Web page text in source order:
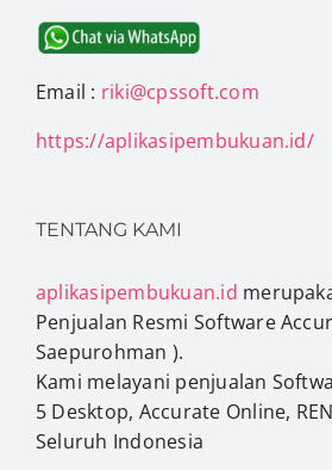
Email : riki@cpssoft.com
https://aplikasipembukuan.id/
TENTANG KAMI
aplikasipembukuan.id
Penjualan Resmi Software
Saepurohman ).
Kami melayani penjualan
5 Desktop, Accurate Online,
Seluruh Indonesia